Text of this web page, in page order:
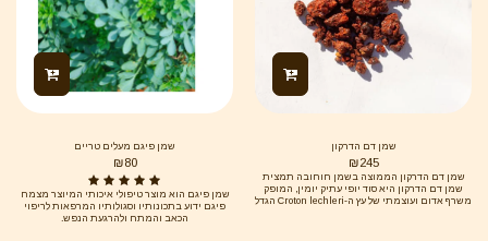
שמן דם הדרקון
₪245
שמן דם הדרקון הממוצה בשמן חוחובה תמצית
שמן דם הדרקון היא סוד יופי עתיק יומין, המופק
משרף אדום ועוצמתי של עץ ה-Croton lechleri הגדל
שמן פיגם מעלים טריים
₪80
שמן פיגם הוא מוצר טיפולי איכותי המיוצר מצמח
פיגם ידוע בתכונותיו וסגולותיו המרפאות לריפוי
הכאב והמתח ולהרגעת הנפש.